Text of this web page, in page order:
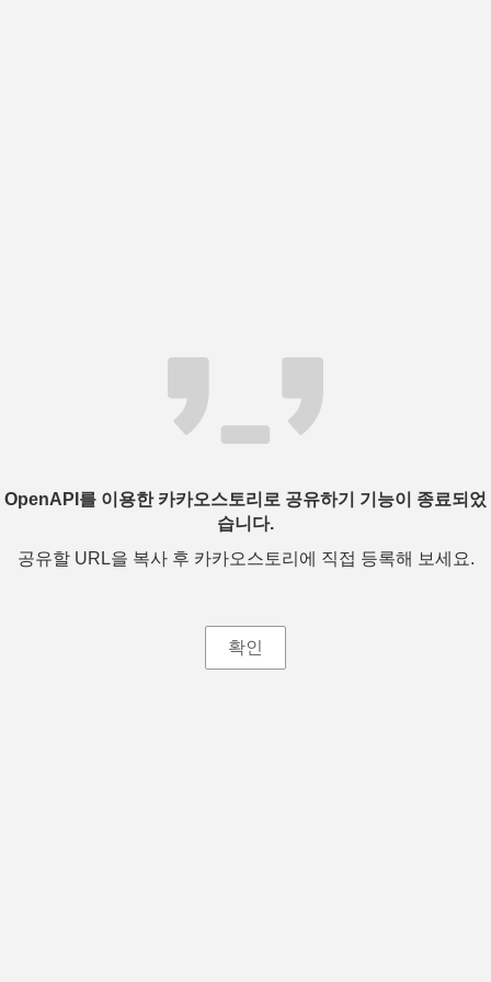
OpenAPI를 이용한 카카오스토리로 공유하기 기능이 종료되었
습니다.
공유할 URL을 복사 후 카카오스토리에 직접 등록해 보세요.
확인